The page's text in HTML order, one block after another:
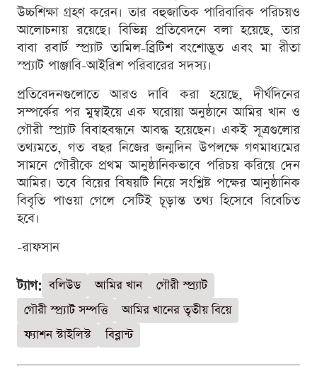
উচ্চশিক্ষা গ্রহণ করেন। তার বহুজাতিক পারিবারিক পরিচয়ও
আলোচনায় রয়েছে। বিভিন্ন প্রতিবেদনে বলা হয়েছে, তার
বাবা রবার্ট স্প্র্যাট তামিল-ব্রিটিশ বংশোদ্ভূত এবং মা রীতা
স্প্র্যাট পাঞ্জাবি-আইরিশ পরিবারের সদস্য।
প্রতিবেদনগুলোতে আরও দাবি করা হয়েছে, দীর্ঘদিনের
সম্পর্কের পর মুম্বাইয়ে এক ঘরোয়া অনুষ্ঠানে আমির খান ও
গৌরী স্প্র্যাট বিবাহবন্ধনে আবদ্ধ হয়েছেন। একই সূত্রগুলোর
তথ্যমতে, গত বছর নিজের জন্মদিন উপলক্ষে গণমাধ্যমের
সামনে গৌরীকে প্রথম আনুষ্ঠানিকভাবে পরিচয় করিয়ে দেন
আমির। তবে বিয়ের বিষয়টি নিয়ে সংশ্লিষ্ট পক্ষের আনুষ্ঠানিক
বিবৃতি পাওয়া গেলে সেটিই চূড়ান্ত তথ্য হিসেবে বিবেচিত
হবে।
-রাফসান
ট্যাগ: বলিউড আমির খান
গৌরী স্প্র্যাট
গৌরী স্প্র্যাট সম্পত্তি
আমির খানের তৃতীয় বিয়ে
ফ্যাশন স্টাইলিস্ট
বিব্লান্ট